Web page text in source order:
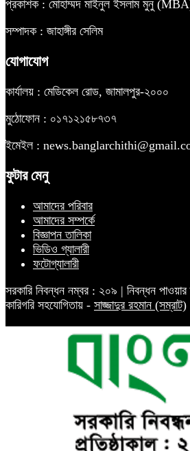
প্রকাশক : মোহাম্মদ মাইনুল ইসলাম মুনু
সম্পাদক : জাহাঙ্গীর সেলিম
যোগাযোগ
কার্যালয় : মেডিকেল রোড, জামালপুর-২০০০
মুঠোফোন : ০১৭১২১৫৮৭৩৭
ইমেইল :
ফুটার মেনু
আমাদের পরিবার
আমাদের সম্পর্কে
বিজ্ঞাপন তালিকা
ভিডিও গ্যালারী
ফটোগ্যালারী
সরকারি নিবন্ধন নম্বর : ২০৯ | নিবন্ধন
কারিগরি সহযোগিতায় - সাজ্জাদুর রহমান (সম্রাট)